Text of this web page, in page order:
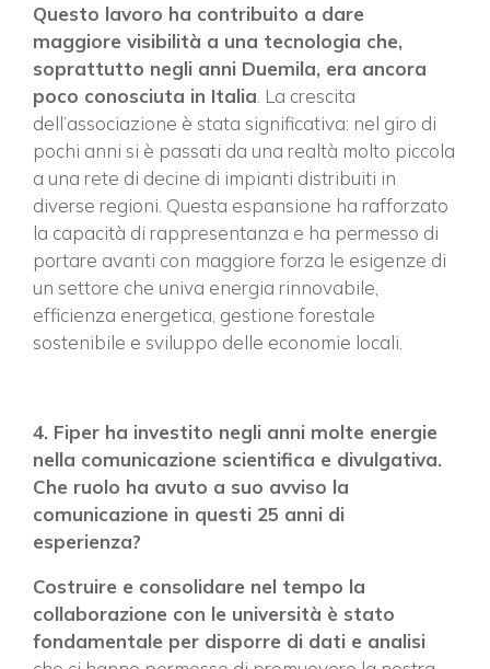
Questo lavoro ha contribuito a dare
maggiore visibilità a una tecnologia che,
soprattutto negli anni Duemila, era ancora
poco conosciuta in Italia . La crescita
dell’associazione è stata significativa: nel giro di
pochi anni si è passati da una realtà molto piccola
a una rete di decine di impianti distribuiti in
diverse regioni. Questa espansione ha rafforzato
la capacità di rappresentanza e ha permesso di
portare avanti con maggiore forza le esigenze di
un settore che univa energia rinnovabile,
efficienza energetica, gestione forestale
sostenibile e sviluppo delle economie locali.
4. Fiper ha investito negli anni molte energie
nella comunicazione scientifica e divulgativa.
Che ruolo ha avuto a suo avviso la
comunicazione in questi 25 anni di
esperienza?
Costruire e consolidare nel tempo la
collaborazione con le università è stato
fondamentale per disporre di dati e analisi